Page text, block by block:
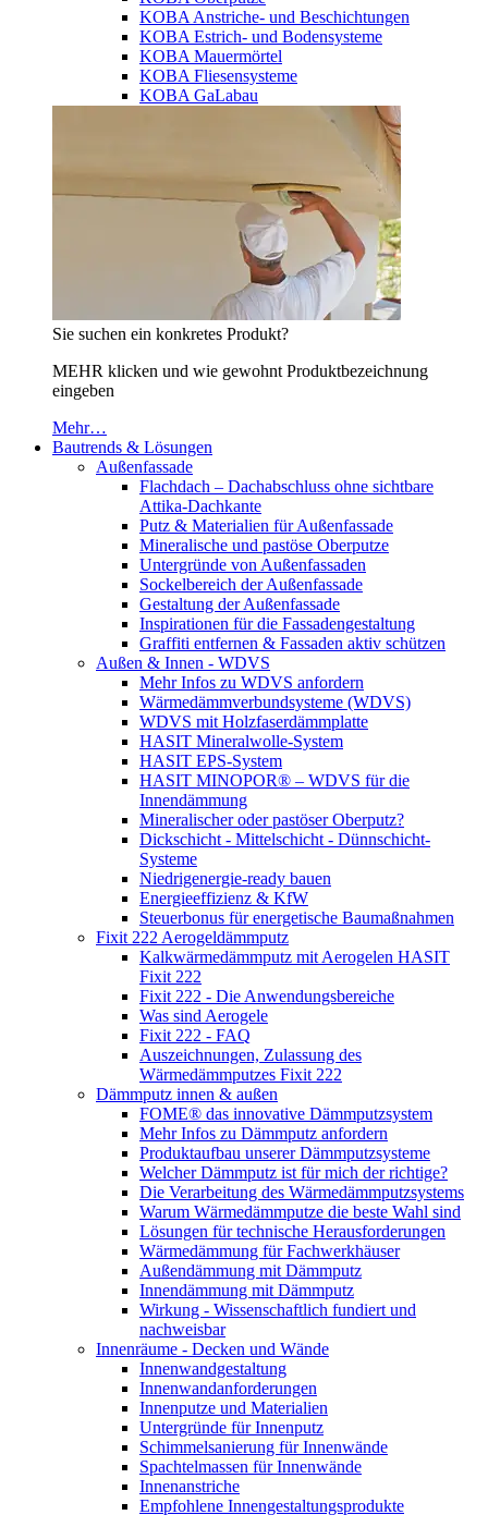
KOBA Anstriche- und Beschichtungen
KOBA Estrich- und Bodensysteme
KOBA Mauermörtel
KOBA Fliesensysteme
KOBA GaLabau
Sie suchen ein konkretes Produkt?
MEHR klicken und wie gewohnt Produktbezeichnung
eingeben
Mehr…
Bautrends & Lösungen
Außenfassade
Flachdach – Dachabschluss ohne sichtbare
Attika-Dachkante
Putz & Materialien für Außenfassade
Mineralische und pastöse Oberputze
Untergründe von Außenfassaden
Sockelbereich der Außenfassade
Gestaltung der Außenfassade
Inspirationen für die Fassadengestaltung
Graffiti entfernen & Fassaden aktiv schützen
Außen & Innen - WDVS
Mehr Infos zu WDVS anfordern
Wärmedämmverbundsysteme (WDVS)
WDVS mit Holzfaserdämmplatte
HASIT Mineralwolle-System
HASIT EPS-System
HASIT MINOPOR® – WDVS für die
Innendämmung
Mineralischer oder pastöser Oberputz?
Dickschicht - Mittelschicht - Dünnschicht-
Systeme
Niedrigenergie-ready bauen
Energieeffizienz & KfW
Steuerbonus für energetische Baumaßnahmen
Fixit 222 Aerogeldämmputz
Kalkwärmedämmputz mit Aerogelen HASIT
Fixit 222
Fixit 222 - Die Anwendungsbereiche
Was sind Aerogele
Fixit 222 - FAQ
Auszeichnungen, Zulassung des
Wärmedämmputzes Fixit 222
Dämmputz innen & außen
FOME® das innovative Dämmputzsystem
Mehr Infos zu Dämmputz anfordern
Produktaufbau unserer Dämmputzsysteme
Welcher Dämmputz ist für mich der richtige?
Die Verarbeitung des Wärmedämmputzsystems
Warum Wärmedämmputze die beste Wahl sind
Lösungen für technische Herausforderungen
Wärmedämmung für Fachwerkhäuser
Außendämmung mit Dämmputz
Innendämmung mit Dämmputz
Wirkung - Wissenschaftlich fundiert und
nachweisbar
Innenräume - Decken und Wände
Innenwandgestaltung
Innenwandanforderungen
Innenputze und Materialien
Untergründe für Innenputz
Schimmelsanierung für Innenwände
Spachtelmassen für Innenwände
Innenanstriche
Empfohlene Innengestaltungsprodukte